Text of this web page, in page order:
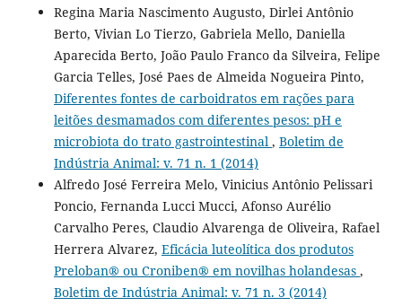
Regina Maria Nascimento Augusto, Dirlei Antônio
Berto, Vivian Lo Tierzo, Gabriela Mello, Daniella
Aparecida Berto, João Paulo Franco da Silveira, Felipe
Garcia Telles, José Paes de Almeida Nogueira Pinto,
Diferentes fontes de carboidratos em rações para
leitões desmamados com diferentes pesos: pH e
microbiota do trato gastrointestinal , Boletim de
Indústria Animal: v. 71 n. 1 (2014)
Alfredo José Ferreira Melo, Vinicius Antônio Pelissari
Poncio, Fernanda Lucci Mucci, Afonso Aurélio
Carvalho Peres, Claudio Alvarenga de Oliveira, Rafael
Herrera Alvarez, Eficácia luteolítica dos produtos
Preloban® ou Croniben® em novilhas holandesas ,
Boletim de Indústria Animal: v. 71 n. 3 (2014)